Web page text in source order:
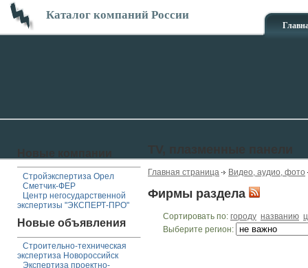
Каталог компаний России
Стройэкспертиза Орел
Сметчик-ФЕР
Центр негосударственной
экспертизы "ЭКСПЕРТ-ПРО"
Новые объявления
Строительно-техническая
экспертиза Новороссийск
Экспертиза проектно-
Главная страница Видео, аудио, фото
Фирмы раздела
Сортировать по: городу названию
Выберите регион: